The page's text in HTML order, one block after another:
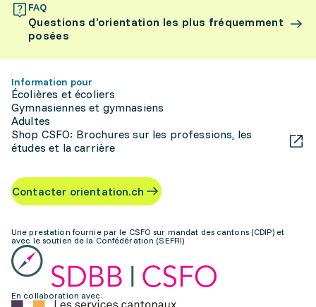
FAQ
Questions d’orientation les plus fréquemment
posées
Information pour
Écolières et écoliers
Gymnasiennes et gymnasiens
Adultes
Shop CSFO: Brochures sur les professions, les
études et la carrière
Contacter orientation.ch
Une prestation fournie par le CSFO sur mandat des cantons (CDIP) et
avec le soutien de la Confédération (SEFRI)
En collaboration avec: